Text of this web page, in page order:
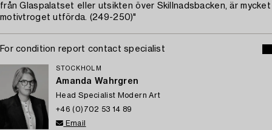
från Glaspalatset eller utsikten över Skillnadsbacken, är mycket
motivtroget utförda. (249-250)"
For condition report contact specialist
STOCKHOLM
Amanda Wahrgren
Head Specialist Modern Art
+46 (0)702 53 14 89
Email